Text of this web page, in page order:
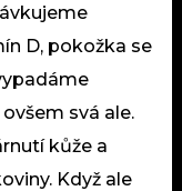
D, pokožka se
svá ale.
kůže a
Když ale